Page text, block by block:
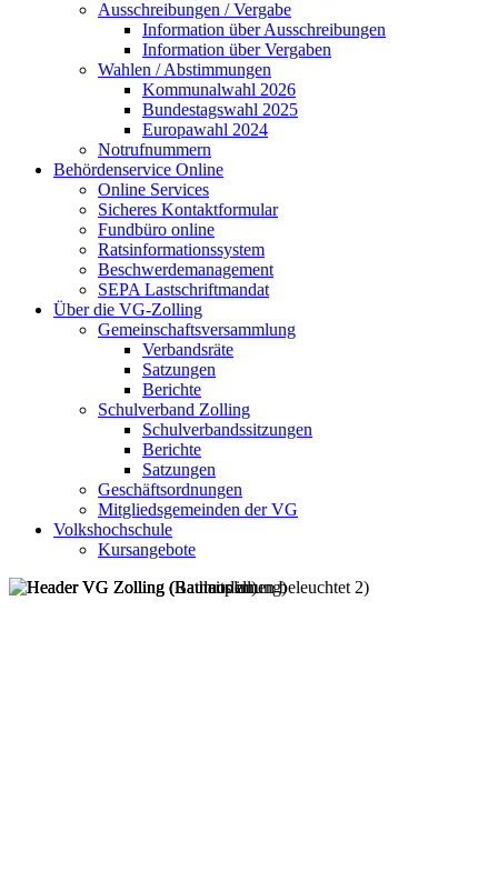
Ausschreibungen / Vergabe
Information über Ausschreibungen
Information über Vergaben
Wahlen / Abstimmungen
Kommunalwahl 2026
Bundestagswahl 2025
Europawahl 2024
Notrufnummern
Behördenservice Online
Online Services
Sicheres Kontaktformular
Fundbüro online
Ratsinformationssystem
Beschwerdemanagement
SEPA Lastschriftmandat
Über die VG-Zolling
Gemeinschaftsversammlung
Verbandsräte
Satzungen
Berichte
Schulverband Zolling
Schulverbandssitzungen
Berichte
Satzungen
Geschäftsordnungen
Mitgliedsgemeinden der VG
Volkshochschule
Kursangebote